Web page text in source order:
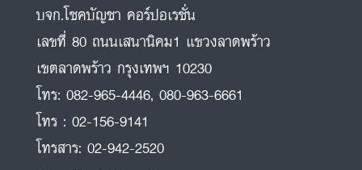
บจก.โชคบัญชา คอร์ปอเรชั่น
เลขที่ 80 ถนนเสนานิคม1 แขวงลาดพร้าว
เขตลาดพร้าว กรุงเทพฯ 10230
โทร: 082-965-4446, 080-963-6661
โทร : 02-156-9141
โทรสาร: 02-942-2520